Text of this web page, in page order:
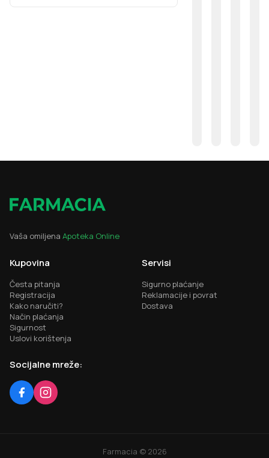
Vaša omiljena Apoteka Online
Kupovina
Česta pitanja
Registracija
Kako naručiti?
Način plaćanja
Sigurnost
Uslovi korištenja
Servisi
Sigurno plaćanje
Reklamacije i povrat
Dostava
Socijalne mreže:
Farmacia © 2026